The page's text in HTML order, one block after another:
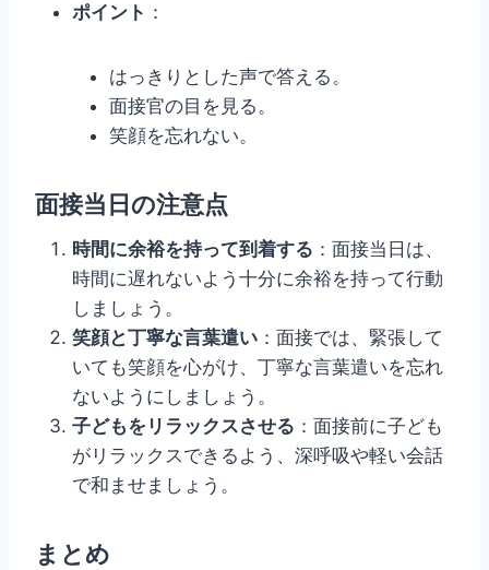
ポイント ：
はっきりとした声で答える。
面接官の目を見る。
笑顔を忘れない。
面接当日の注意点
時間に余裕を持って到着する ：面接当日は、
時間に遅れないよう十分に余裕を持って行動
しましょう。
笑顔と丁寧な言葉遣い ：面接では、緊張して
いても笑顔を心がけ、丁寧な言葉遣いを忘れ
ないようにしましょう。
子どもをリラックスさせる ：面接前に子ども
がリラックスできるよう、深呼吸や軽い会話
で和ませましょう。
まとめ